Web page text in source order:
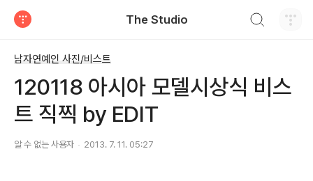
The Studio
남자연예인 사진/비스트
120118 아시아 모델시상식 비스
트 직찍 by EDIT
알 수 없는 사용자 2013. 7. 11. 05:27